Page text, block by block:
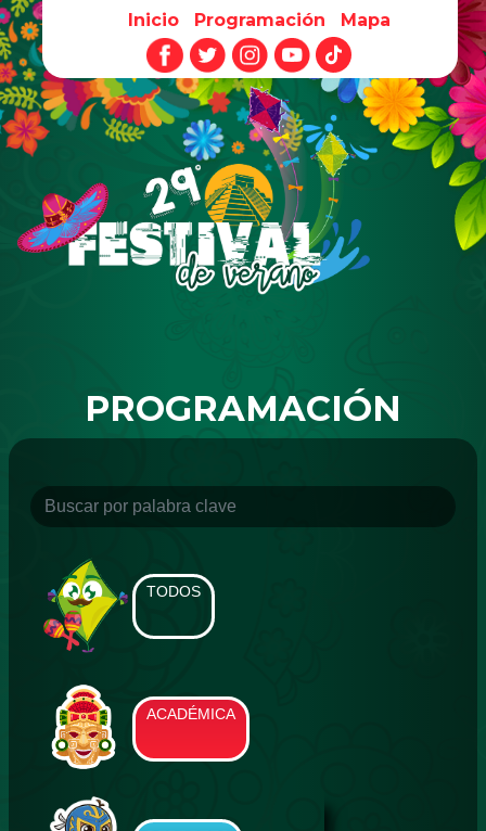
Pasar al contenido principal
Inicio Programación Mapa
PROGRAMACIÓN
TODOS
ACADÉMICA